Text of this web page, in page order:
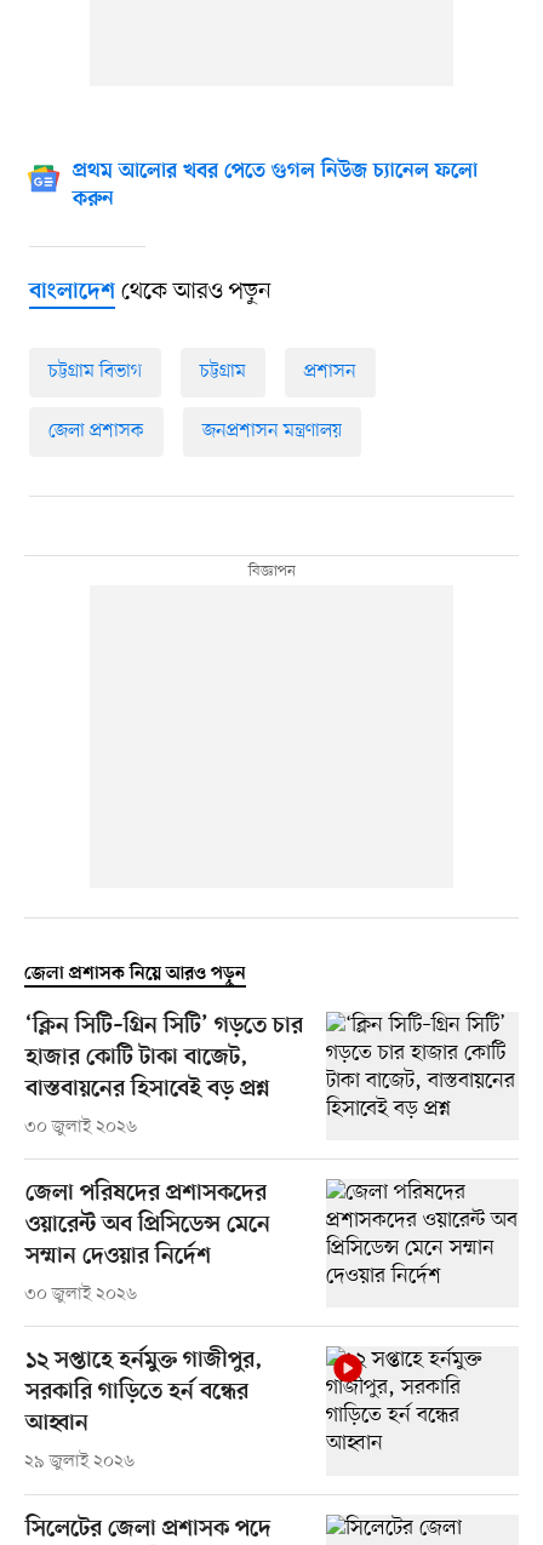
প্রথম আলোর খবর পেতে গুগল নিউজ চ্যানেল ফলো
করুন
বাংলাদেশথেকে আরও পড়ুন
চট্টগ্রাম বিভাগ চট্টগ্রাম প্রশাসন
জেলা প্রশাসক জনপ্রশাসন মন্ত্রণালয়
জেলা প্রশাসক নিয়ে আরও পড়ুন
‘ক্লিন সিটি–গ্রিন সিটি’ গড়তে চার
হাজার কোটি টাকা বাজেট,
বাস্তবায়নের হিসাবেই বড় প্রশ্ন
৩০ জুলাই ২০২৬
জেলা পরিষদের প্রশাসকদের
ওয়ারেন্ট অব প্রিসিডেন্স মেনে
সম্মান দেওয়ার নির্দেশ
৩০ জুলাই ২০২৬
১২ সপ্তাহে হর্নমুক্ত গাজীপুর,
সরকারি গাড়িতে হর্ন বন্ধের
আহ্বান
২৯ জুলাই ২০২৬
সিলেটের জেলা প্রশাসক পদে